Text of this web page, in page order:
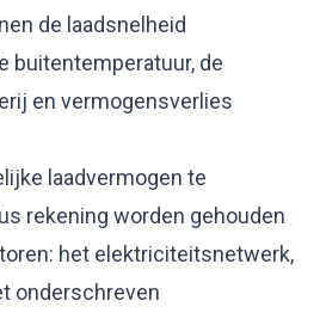
de laadsnelheid
buitentemperatuur, de
en vermogensverlies
laadvermogen te
rekening worden gehouden
het elektriciteitsnetwerk,
onderschreven